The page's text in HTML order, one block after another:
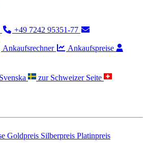
+49 7242 95351-77
Ankaufsrechner
Ankaufspreise
Svenska zur Schweizer Seite
Goldpreis Silberpreis Platinpreis